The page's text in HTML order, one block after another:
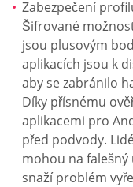
Zabezpečení
Šifrované
jsou plusovým
aplikacích jsou k
aby se zabránilo
Díky přísnému
aplikacemi pro
před podvody.
mohou na falešný
snaží problém